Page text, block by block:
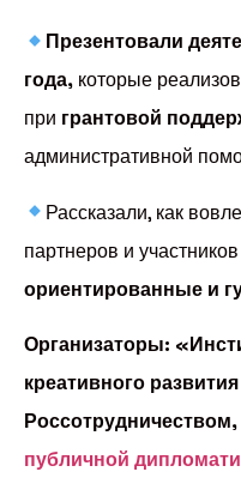
Презентовали
года, которые
при грантовой
административной
Рассказали, как
партнеров и
ориентированные и
Организаторы:
креативного
Россотрудничеством,
публичной